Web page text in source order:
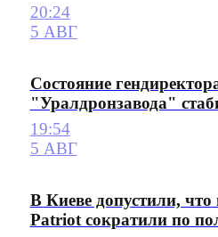
20:24
5 АВГ
Состояние
"Уралдронзавода"
19:54
5 АВГ
В Киеве допустили, что
Patriot сократили по